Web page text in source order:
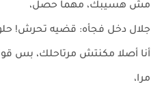
مش هسيبك، مهما حصل،
جلال دخل فجأه: قضيه تحرش!
أنا أصلا مكنتش مرتاحلك، بس
مرا،